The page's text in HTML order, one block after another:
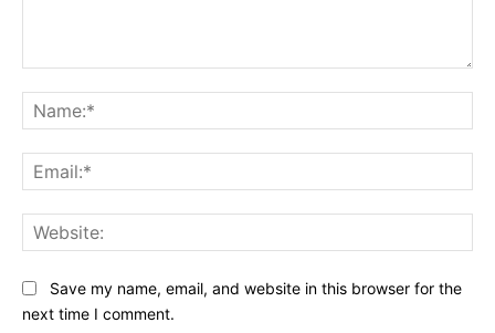
Save my name, email, and website in this browser for the
next time I comment.